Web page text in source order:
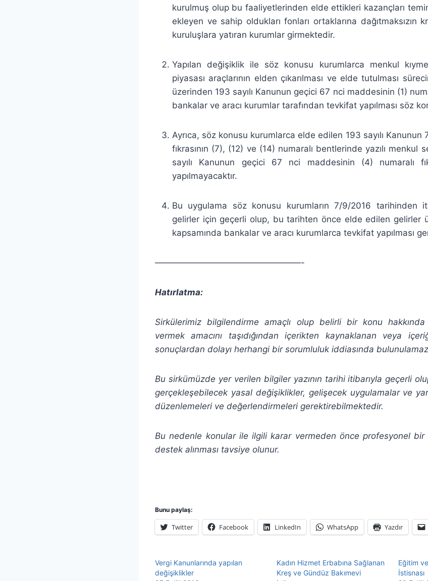
kurulmuş olup bu faaliyetlerinden elde ettikleri kazançları
ekleyen ve sahip oldukları fonları ortaklarına dağıtmaksızın
kuruluşlara yatıran kurumlar girmektedir.
Yapılan değişiklik ile söz konusu kurumlarca menkul
piyasası araçlarının elden çıkarılması ve elde tutulması
üzerinden 193 sayılı Kanunun geçici 67 nci maddesinin (1)
bankalar ve aracı kurumlar tarafından tevkifat yapılması söz
Ayrıca, söz konusu kurumlarca elde edilen 193 sayılı
fıkrasının (7), (12) ve (14) numaralı bentlerinde yazılı menkul
sayılı Kanunun geçici 67 nci maddesinin (4) numaralı
yapılmayacaktır.
Bu uygulama söz konusu kurumların 7/9/2016 tarihinden
gelirler için geçerli olup, bu tarihten önce elde edilen gelirler
kapsamında bankalar ve aracı kurumlarca tevkifat yapılması
—————————————————-
Hatırlatma:
Sirkülerimiz bilgilendirme amaçlı olup belirli bir konu
vermek amacını taşıdığındaniçerikten
kaynaklanan veya
sonuçlardan dolayı herhangi bir sorumluluk iddiasında
Bu sirkümüzde yer verilen bilgiler yazının tarihi itibarıyla geçerli
gerçekleşebilecek yasal değişiklikler, gelişecek uygulamalar ve
düzenlemeleri ve değerlendirmeleri gerektirebilmektedir.
Bu nedenle konular ile ilgili karar vermeden önce profesyonel bir
destek alınması tavsiye olunur.
Bunu paylaş:
Twitter Facebook LinkedIn WhatsApp Yazdır
Vergi Kanunlarında yapılan
değişiklikler
Kadın Hizmet Erbabına Sağlanan
Kreş ve Gündüz Bakımevi
Eğitim
İstisnası